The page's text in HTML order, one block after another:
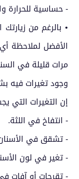
- حساسية للحرارة
• بالرغم من
الأفضل لملاحظة
مرات قليلة في
وجود تغيرات فيه
إن التغيرات التي
- انتفاخ في اللثة.
- تشقق في
- تغير في لون